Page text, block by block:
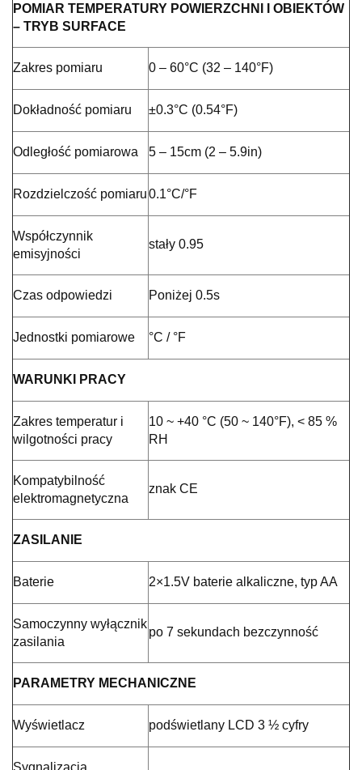
POMIAR TEMPERATURY POWIERZCHNI I OBIEKTÓW
– TRYB SURFACE
Zakres pomiaru 0 – 60°C (32 – 140°F)
Dokładność pomiaru ±0.3°C (0.54°F)
Odległość pomiarowa 5 – 15cm (2 – 5.9in)
Rozdzielczość pomiaru0.1°C/°F
Współczynnik
emisyjności
stały 0.95
Czas odpowiedzi Poniżej 0.5s
Jednostki pomiarowe °C / °F
WARUNKI PRACY
Zakres temperatur i
wilgotności pracy
10 ~ +40 °C (50 ~ 140°F), < 85 %
RH
Kompatybilność
elektromagnetyczna
znak CE
ZASILANIE
Baterie 2×1.5V baterie alkaliczne, typ AA
Samoczynny wyłącznik
zasilania
po 7 sekundach bezczynność
PARAMETRY MECHANICZNE
Wyświetlacz podświetlany LCD 3 ½ cyfry
Sygnalizacja